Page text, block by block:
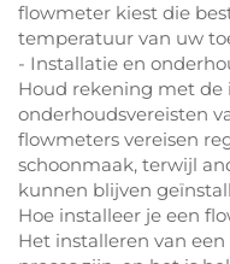
flowmeter kiest die
temperatuur van uw
- Installatie en
Houd rekening met de
onderhoudsvereisten
flowmeters vereisen
schoonmaak, terwijl
kunnen blijven
Hoe installeer je een
Het installeren van